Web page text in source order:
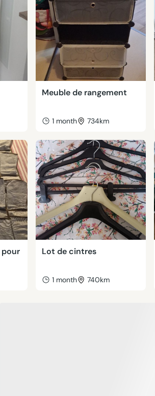
Meuble de rangement
1 month 734km
pour
Lot de cintres
1 month 740km